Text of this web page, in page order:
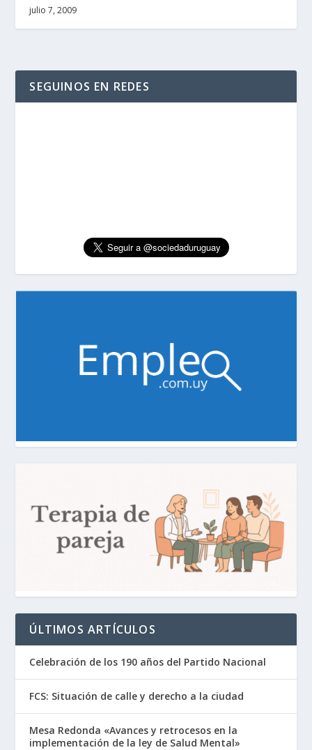
julio 7, 2009
SEGUINOS EN REDES
ÚLTIMOS ARTÍCULOS
Celebración de los 190 años del Partido Nacional
FCS: Situación de calle y derecho a la ciudad
Mesa Redonda «Avances y retrocesos en la
implementación de la ley de Salud Mental»